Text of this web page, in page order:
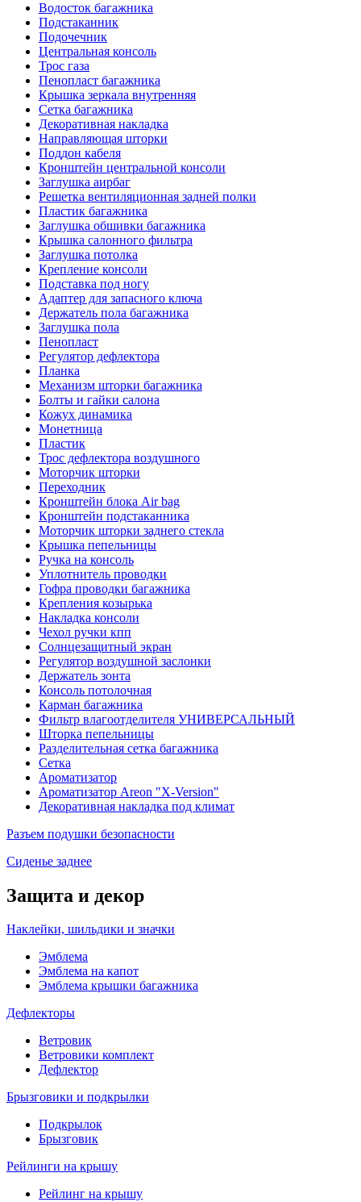
Водосток багажника
Подстаканник
Подочечник
Центральная консоль
Трос газа
Пенопласт багажника
Крышка зеркала внутренняя
Сетка багажника
Декоративная накладка
Направляющая шторки
Поддон кабеля
Кронштейн центральной консоли
Заглушка аирбаг
Решетка вентиляционная задней полки
Пластик багажника
Заглушка обшивки багажника
Крышка салонного фильтра
Заглушка потолка
Крепление консоли
Подставка под ногу
Адаптер для запасного ключа
Держатель пола багажника
Заглушка пола
Пенопласт
Регулятор дефлектора
Планка
Механизм шторки багажника
Болты и гайки салона
Кожух динамика
Монетница
Пластик
Трос дефлектора воздушного
Моторчик шторки
Переходник
Кронштейн блока Air bag
Кронштейн подстаканника
Моторчик шторки заднего стекла
Крышка пепельницы
Ручка на консоль
Уплотнитель проводки
Гофра проводки багажника
Крепления козырька
Накладка консоли
Чехол ручки кпп
Солнцезащитный экран
Регулятор воздушной заслонки
Держатель зонта
Консоль потолочная
Карман багажника
Фильтр влагоотделителя УНИВЕРСАЛЬНЫЙ
Шторка пепельницы
Разделительная сетка багажника
Сетка
Ароматизатор
Ароматизатор Areon "X-Version"
Декоративная накладка под климат
Разъем подушки безопасности
Сиденье заднее
Защита и декор
Наклейки, шильдики и значки
Эмблема
Эмблема на капот
Эмблема крышки багажника
Дефлекторы
Ветровик
Ветровики комплект
Дефлектор
Брызговики и подкрылки
Подкрылок
Брызговик
Рейлинги на крышу
Рейлинг на крышу